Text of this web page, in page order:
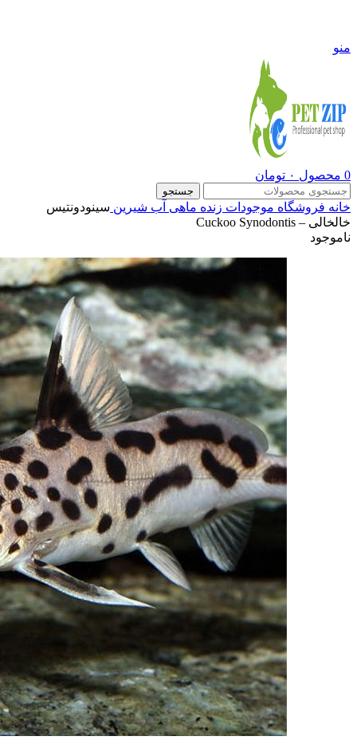
منو
0 محصول ۰ تومان
جستجو
خانه فروشگاه موجودات زنده ماهی آب شیرین سینودونتیس
خالخالی – Cuckoo Synodontis
ناموجود